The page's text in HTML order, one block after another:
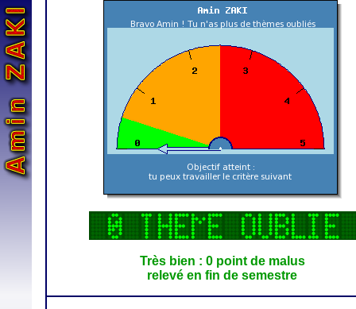
Très bien : 0 point de malus
relevé en fin de semestre